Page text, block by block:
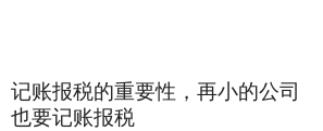
记账报税的重要性，再小的公司
也要记账报税